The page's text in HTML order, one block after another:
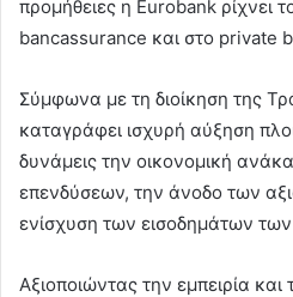
προμήθειες η Eurobank ρίχνει
bancassurance και στο private
Σύμφωνα με τη διοίκηση της
καταγράφει ισχυρή αύξηση
δυνάμεις την οικονομική
επενδύσεων, την άνοδο των
ενίσχυση των εισοδημάτων
Αξιοποιώντας την εμπειρία